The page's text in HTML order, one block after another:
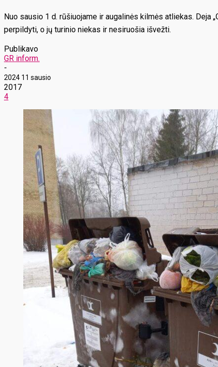
Nuo sausio 1 d. rūšiuojame ir augalinės kilmės atliekas. Deja
perpildyti, o jų turinio niekas ir nesiruošia išvežti.
Publikavo
GR inform.
-
2024 11 sausio
2017
4